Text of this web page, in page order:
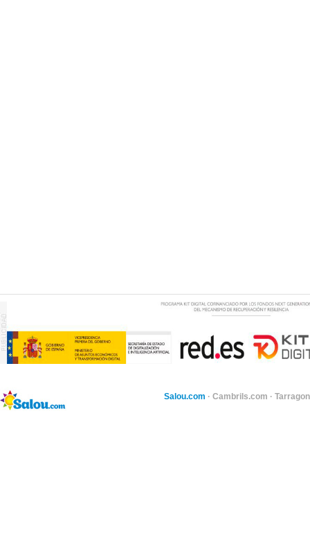
Salou.com · Cambrils.com ·